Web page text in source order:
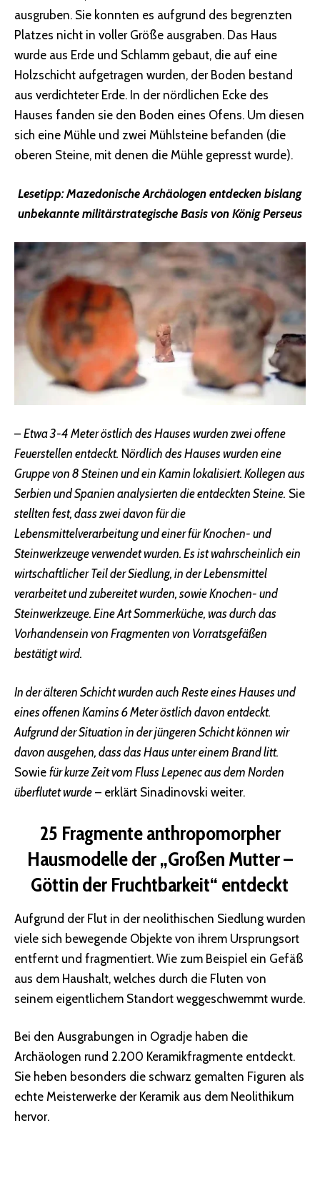
ausgruben. Sie konnten es aufgrund des begrenzten
Platzes nicht in voller Größe ausgraben. Das Haus
wurde aus Erde und Schlamm gebaut, die auf eine
Holzschicht aufgetragen wurden, der Boden bestand
aus verdichteter Erde. In der nördlichen Ecke des
Hauses fanden sie den Boden eines Ofens. Um diesen
sich eine Mühle und zwei Mühlsteine ​​befanden (die
oberen Steine, mit denen die Mühle gepresst wurde).
Lesetipp:Mazedonische Archäologen entdecken bislang
unbekannte militärstrategische Basis von König Perseus
– Etwa 3-4 Meter östlich des Hauses wurden zwei offene
Feuerstellen entdeckt. Nördlich des Hauses wurden eine
Gruppe von 8 Steinen und ein Kamin lokalisiert. Kollegen aus
Serbien und Spanien analysierten die entdeckten Steine. Sie
stellten fest, dass zwei davon für die
Lebensmittelverarbeitung und einer für Knochen- und
Steinwerkzeuge verwendet wurden. Es ist wahrscheinlich ein
wirtschaftlicher Teil der Siedlung, in der Lebensmittel
verarbeitet und zubereitet wurden, sowie Knochen- und
Steinwerkzeuge. Eine Art Sommerküche, was durch das
Vorhandensein von Fragmenten von Vorratsgefäßen
bestätigt wird.
In der älteren Schicht wurden auch Reste eines Hauses und
eines offenen Kamins 6 Meter östlich davon entdeckt.
Aufgrund der Situation in der jüngeren Schicht können wir
davon ausgehen, dass das Haus unter einem Brand litt.
Sowie für kurze Zeit vom Fluss Lepenec aus dem Norden
überflutet wurde – erklärt Sinadinovski weiter.
25 Fragmente anthropomorpher
Hausmodelle der „Großen Mutter –
Göttin der Fruchtbarkeit“ entdeckt
Aufgrund der Flut in der neolithischen Siedlung wurden
viele sich bewegende Objekte von ihrem Ursprungsort
entfernt und fragmentiert. Wie zum Beispiel ein Gefäß
aus dem Haushalt, welches durch die Fluten von
seinem eigentlichem Standort weggeschwemmt wurde.
Bei den Ausgrabungen in Ogradje haben die
Archäologen rund 2.200 Keramikfragmente entdeckt.
Sie heben besonders die schwarz gemalten Figuren als
echte Meisterwerke der Keramik aus dem Neolithikum
hervor.